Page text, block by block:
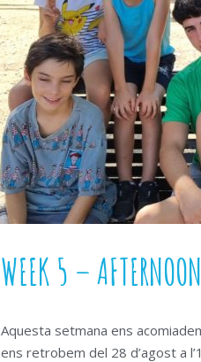
WEEK 5 – AFTERNOON
Aquesta setmana ens
ens retrobem del 28 d’agost a